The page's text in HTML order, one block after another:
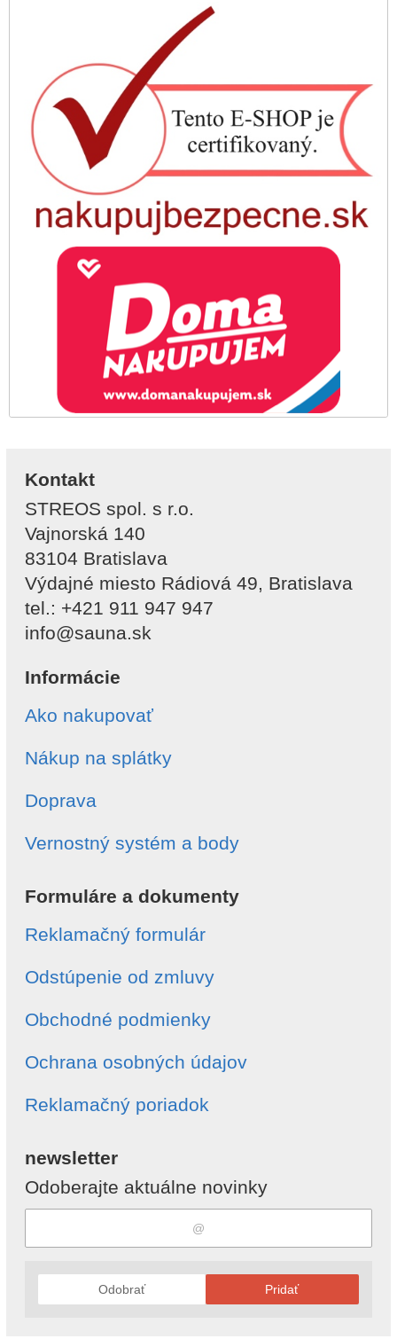
Kontakt
STREOS spol. s r.o.
Vajnorská 140
83104 Bratislava
Výdajné miesto Rádiová 49, Bratislava
tel.: +421 911 947 947
info@sauna.sk
Informácie
Ako nakupovať
Nákup na splátky
Doprava
Vernostný systém a body
Formuláre a dokumenty
Reklamačný formulár
Odstúpenie od zmluvy
Obchodné podmienky
Ochrana osobných údajov
Reklamačný poriadok
newsletter
Odoberajte aktuálne novinky
Odobrať Pridať